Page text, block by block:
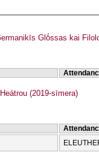
Glṓssas kai
(2019-sīmera)